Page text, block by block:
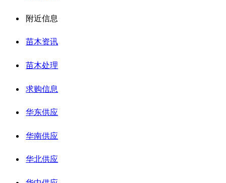
附近信息
苗木资讯
苗木处理
求购信息
华东供应
华南供应
华北供应